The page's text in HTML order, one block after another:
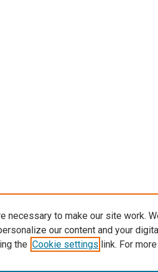
necessary to make our site work.
our content and your
the Cookie settings link. For